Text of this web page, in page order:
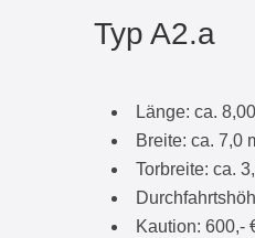
Typ A2.a
Länge: ca.
Breite: ca. 7,0
Torbreite: ca.
Kaution: 600,-